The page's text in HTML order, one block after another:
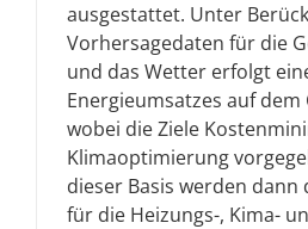
ausgestattet. Unter
Vorhersagedaten für die
und das Wetter erfolgt
Energieumsatzes auf
wobei die Ziele
Klimaoptimierung
dieser Basis werden dann
für die Heizungs-, Kima-